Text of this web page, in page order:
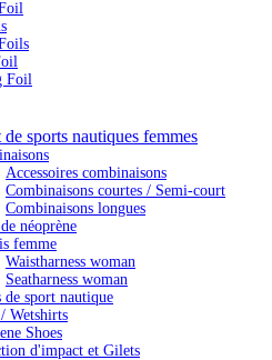
sports nautiques femmes
Accessoires combinaisons
Combinaisons courtes / Semi-court
Combinaisons longues
néoprène
femme
Waistharness woman
Seatharness woman
de sport nautique
Wetshirts
Shoes
d'impact et Gilets